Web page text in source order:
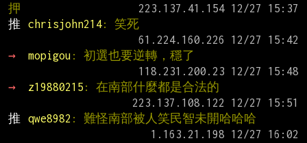
押
推
chrisjohn214: 笑死
→
mopigou : 初選也要逆轉，穩了
→
z19880215 : 在南部什麼都是合法的
推
qwe8982 : 難怪南部被人笑民智未開哈哈哈